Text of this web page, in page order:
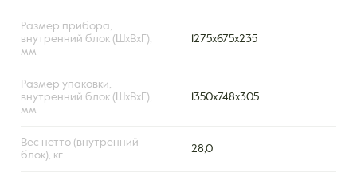
Размер прибора,
внутренний блок (ШxВxГ),
мм
1275х675х235
Размер упаковки,
внутренний блок (ШxВxГ),
мм
1350х748х305
Вес нетто (внутренний
блок), кг
28,0